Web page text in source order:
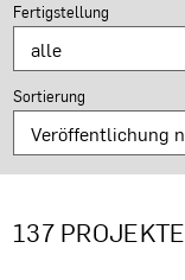
Fertigstellung
Sortierung
137 PROJEKTE